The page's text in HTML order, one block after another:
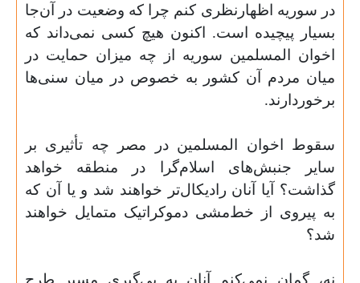
در سوریه اظهارنظری کنم چرا که وضعیت در آن‌جا
بسیار پیچیده است. اکنون هیچ کسی نمی‌داند که
اخوان المسلمین سوریه از چه میزان حمایت در
میان مردم آن کشور به خصوص در میان سنی‌ها
برخوردارند.
سقوط اخوان المسلمین در مصر چه تأثیری بر
سایر جنبش‌های اسلام‌گرا در منطقه خواهد
گذاشت؟ آیا آنان رادیکال‌تر خواهند شد و یا آن که
به پیروی از خط‌مشی دموکراتیک متمایل خواهند
شد؟
نه، گمان نمی‌کنم آنان به پی‌گیری مسیر طرح